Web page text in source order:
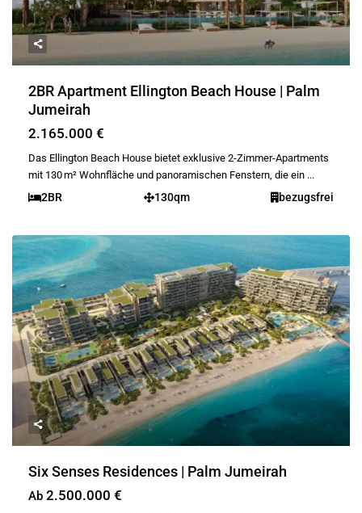
2BR Apartment Ellington Beach House | Palm
Jumeirah
2.165.000 €
Das Ellington Beach House bietet exklusive 2-Zimmer-Apartments
mit 130 m² Wohnfläche und panoramischen Fenstern, die ein ...
2BR 130qm bezugsfrei
Previous Next
Six Senses Residences | Palm Jumeirah
Ab 2.500.000 €